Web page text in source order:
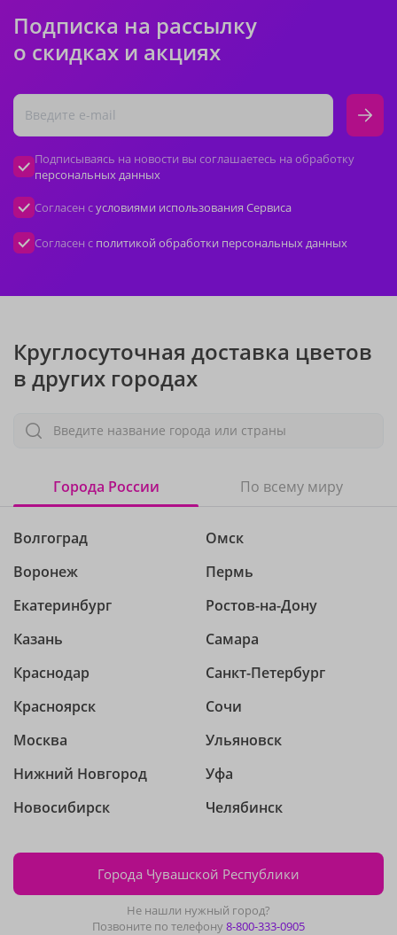
Подписка на рассылку
о скидках и акциях
Подписываясь на новости вы соглашаетесь на обработку
персональных данных
Согласен сусловиями использования Сервиса
Согласен с политикой обработки персональных данных
Круглосуточная доставка цветов
в других городах
Введите название города или страны
Города России По всему миру
Волгоград
Воронеж
Екатеринбург
Казань
Краснодар
Красноярск
Москва
Нижний Новгород
Новосибирск
Омск
Пермь
Ростов-на-Дону
Самара
Санкт-Петербург
Сочи
Ульяновск
Уфа
Челябинск
Города Чувашской Республики
Не нашли нужный город?
Позвоните по телефону8-800-333-0905